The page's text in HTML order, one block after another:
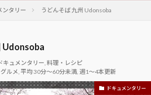
ンタリー うどんそば 九州 Udonsoba
Udonsoba
キュメンタリー, 料理・レシピ
グルメ, 平均 30分～60分未満, 週1～4本更新
ドキュメンタリー